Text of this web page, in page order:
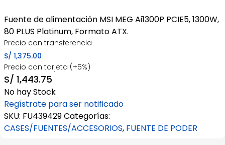
Fuente de alimentación MSI MEG Ai1300P PCIE5, 1300W,
80 PLUS Platinum, Formato ATX.
Precio con transferencia
S/ 1,375.00
Precio con tarjeta (+5%)
S/ 1,443.75
No hay Stock
Regístrate para ser notificado
SKU: FU439429Categorías:
CASES/FUENTES/ACCESORIOS, FUENTE DE PODER